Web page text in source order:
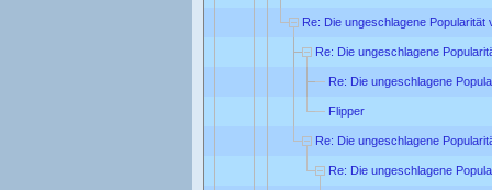
Re: Die ungeschlagene Popularität
Re: Die ungeschlagene
Re: Die ungeschlagene
Flipper
Re: Die ungeschlagene
Re: Die ungeschlagene